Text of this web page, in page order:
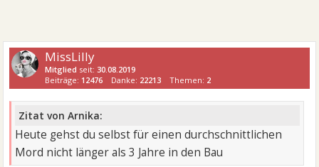
MissLilly
Mitglied seit:30.08.2019
Beiträge: 12476 Danke: 22213 Themen: 2
Zitat von Arnika:
Heute gehst du selbst für einen durchschnittlichen
Mord nicht länger als 3 Jahre in den Bau